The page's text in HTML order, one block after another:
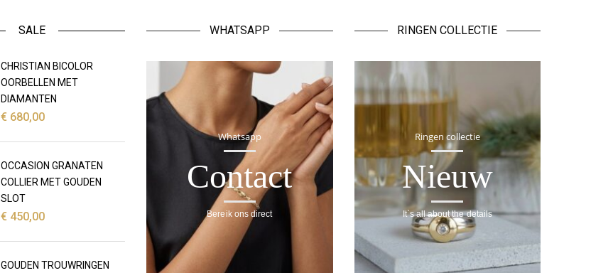
SALE
CHRISTIAN BICOLOR
OORBELLEN MET
DIAMANTEN
€680,00
OCCASION GRANATEN
COLLIER MET GOUDEN
SLOT
€450,00
GOUDEN TROUWRINGEN
WHATSAPP
Whatsapp
Contact
Bereik ons direct
RINGEN COLLECTIE
Ringen collectie
Nieuw
It`s all about the details